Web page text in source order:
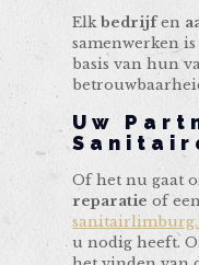
Elkbedrijfen
samenwerken
basis van hun
Uw
Of het nu gaat
reparatie of
u nodig heeft.